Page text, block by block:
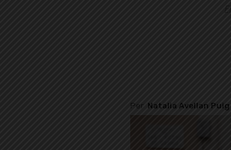
Per Natalia Avellan Puig